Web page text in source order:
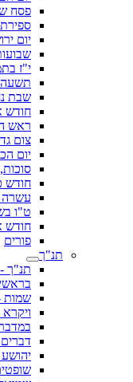
פסח
יום
י"ז
שבת
חודש
ראש
צום
יום
חודש
ט"ו
חודש
פורים
תנ"ך
תנ"ך
שמות